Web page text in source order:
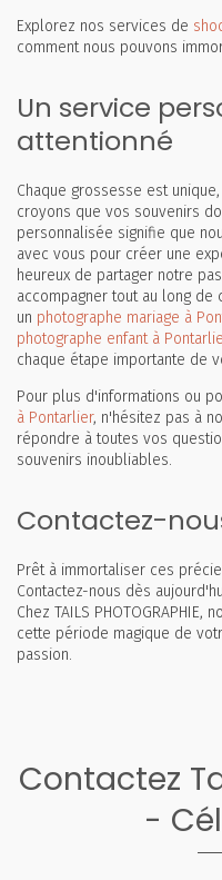
Explorez nos services de
comment nous pouvons
Un service
attentionné
Chaque grossesse est unique,
croyons que vos souvenirs
personnalisée signifie que
avec vous pour créer une
heureux de partager notre
accompagner tout au long
un photographe mariage à
photographe enfant à
chaque étape importante de
Pour plus d'informations ou
à Pontarlier, n'hésitez pas à
répondre à toutes vos
souvenirs inoubliables.
Contactez-
Prêt à immortaliser ces
Contactez-nous dès
Chez TAILS
cette période magique de
passion.
Contactez
-